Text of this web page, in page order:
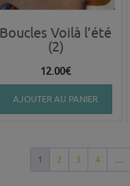
Boucles Voilà l’été
(2)
12.00€
AJOUTER AU PANIER
1 2 3 4